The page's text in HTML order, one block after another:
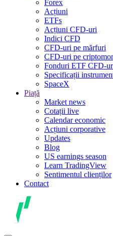
Forex
Acțiuni
ETFs
Acțiuni CFD-uri
Indici CFD
CFD-uri pe mărfuri
CFD-uri pe
Fonduri ETF CFD-
Specificații
SpaceX
Piață
Market news
Cotații live
Calendar economic
Acțiuni corporative
Updates
Blog
US earnings season
Learn TradingView
Sentimentul clienților
Contact